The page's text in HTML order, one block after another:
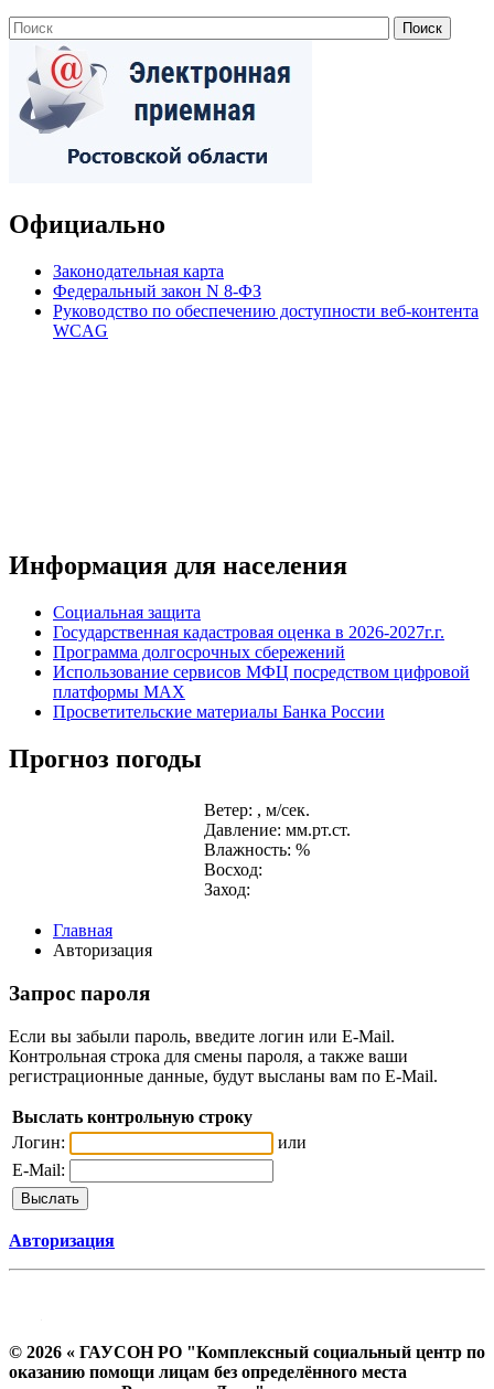
Официально
Законодательная карта
Федеральный закон N 8-ФЗ
Руководство по обеспечению доступности веб-контента
WCAG
Информация для населения
Социальная защита
Государственная кадастровая оценка в 2026-2027г.г.
Программа долгосрочных сбережений
Использование сервисов МФЦ посредством цифровой
платформы MAX
Просветительские материалы Банка России
Прогноз погоды
Ветер: , м/сек.
Давление: мм.рт.ст.
Влажность: %
Восход:
Заход:
Главная
Авторизация
Запрос пароля
Если вы забыли пароль, введите логин или E-Mail.
Контрольная строка для смены пароля, а также ваши
регистрационные данные, будут высланы вам по E-Mail.
Выслать контрольную строку
Логин:
или
E-Mail:
Авторизация
© 2026 « ГАУСОН РО "Комплексный социальный центр по
оказанию помощи лицам без определённого места